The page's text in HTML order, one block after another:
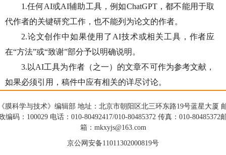
1.任何AI或AI辅助工具，例如ChatGPT，都不能用于取
代作者的关键研究工作，也不能列为论文的作者。
2.论文创作中如果使用了AI技术或相关工具，作者应
在“方法”或“致谢”部分予以明确说明。
3.以AI工具为作者（之一）的文章不可作为参考文献，
如果必须引用，稿件中应有相关的详尽讨论。
膜科学与技术》编辑部 地址：北京市朝阳区北三环东路19号蓝星大厦
编码：100029 电话：010-80492417/010-80485372 传真：010-80485372
箱：mkxyjs@163.com
京公网安备11011302000819号